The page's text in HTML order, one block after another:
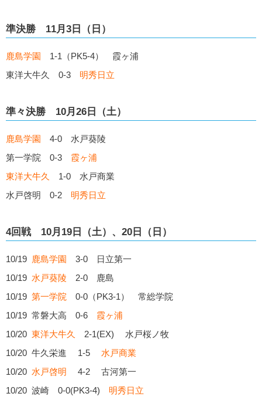
準決勝 11月3日（日）
鹿島学園 1-1（PK5-4） 霞ヶ浦
東洋大牛久 0-3 明秀日立
準々決勝 10月26日（土）
鹿島学園 4-0 水戸葵陵
第一学院 0-3 霞ヶ浦
東洋大牛久
1-0 水戸商業
水戸啓明 0-2 明秀日立
4回戦 10月19日（土）、20日（日）
10/19 鹿島学園 3-0 日立第一
10/19 水戸葵陵 2-0 鹿島
10/19 第一学院 0-0（PK3-1） 常総学院
10/19 常磐大高 0-6 霞ヶ浦
10/20 東洋大牛久
2-1(EX) 水戸桜ノ牧
10/20 牛久栄進 1-5 水戸商業
10/20 水戸啓明 4-2 古河第一
10/20 波崎 0-0(PK3-4) 明秀日立